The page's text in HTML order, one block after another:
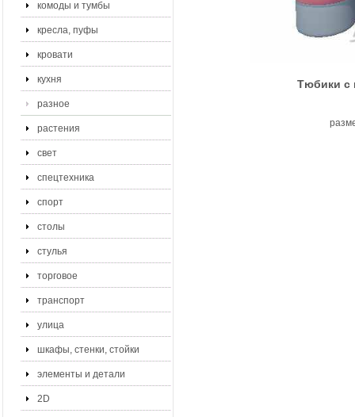
комоды и тумбы
кресла, пуфы
кровати
кухня
разное
растения
свет
спецтехника
спорт
столы
стулья
торговое
транспорт
улица
шкафы, стенки, стойки
элементы и детали
2D
Тюбики с